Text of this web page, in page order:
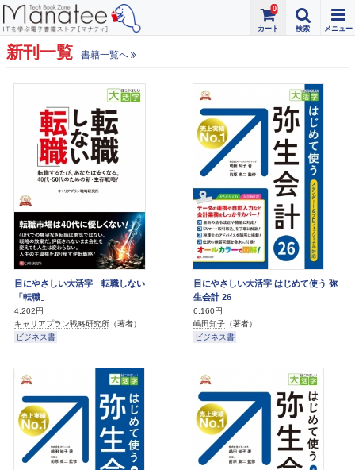
0
新刊一覧 書籍一覧へ
目にやさしい大活字 転職しない
「転職」
4,202円
キャリアプラン戦略研究所 （著者）
ビジネス書
目にやさしい大活字 はじめて使う 弥
生会計 26
6,160円
嶋田知子 （著者）
ビジネス書